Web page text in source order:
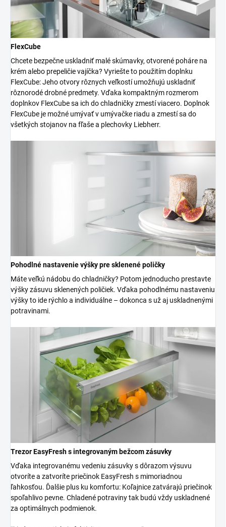
FlexCube
Chcete bezpečne uskladniť malé skúmavky, otvorené poháre na
krém alebo prepeličie vajíčka? Vyriešte to použitím doplnku
FlexCube: Jeho otvory rôznych veľkostí umožňujú uskladniť
rôznorodé drobné predmety. Vďaka kompaktným rozmerom
doplnkov FlexCube sa ich do chladničky zmestí viacero. Doplnok
FlexCube je možné umývať v umývačke riadu a zmestí sa do
všetkých stojanov na fľaše a plechovky Liebherr.
Pohodlné nastavenie výšky pre sklenené poličky
Máte veľkú nádobu do chladničky? Potom jednoducho prestavte
výšky zásuvu sklenených poličiek. Vďaka pohodlnému nastaveniu
výšky to ide rýchlo a individuálne – dokonca s už aj uskladnenými
potravinami.
Trezor EasyFresh s integrovaným bežcom zásuvky
Vďaka integrovanému vedeniu zásuvky s dôrazom výsuvu
otvoríte a zatvoríte priečinok EasyFresh s mimoriadnou
ľahkosťou. Ďalšie plus ku komfortu: Koľajnice zatvárajú priečinok
spoľahlivo pevne. Chladené potraviny tak budú vždy uskladnené
za optimálnych podmienok.